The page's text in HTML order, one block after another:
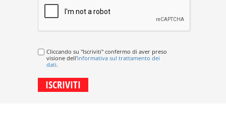
Cliccando su "Iscriviti" confermo di aver preso
visione dell'informativa sul trattamento dei
dati.